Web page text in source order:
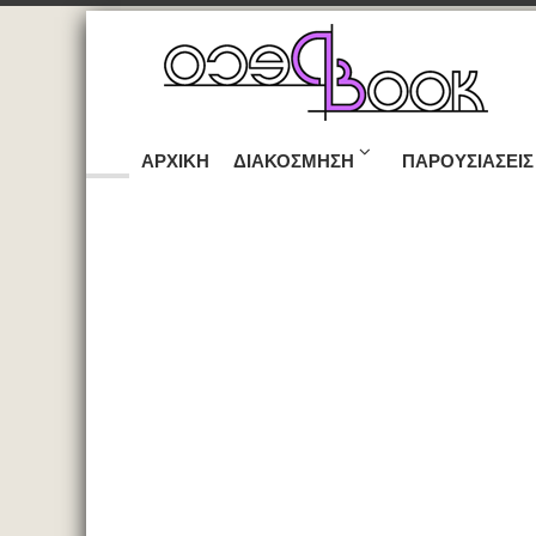
ΑΡΧΙΚΉ ΔΙΑΚΌΣΜΗΣΗ ΠΑΡΟΥΣΙΆΣΕΙΣ